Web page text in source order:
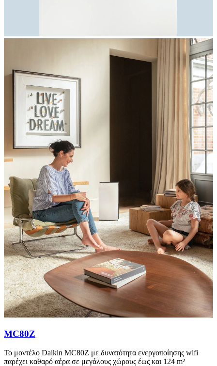
MC80Z
Το μοντέλο Daikin MC80Z με δυνατότητα ενεργοποίησης wifi
παρέχει καθαρό αέρα σε μεγάλους χώρους έως και 124 m²